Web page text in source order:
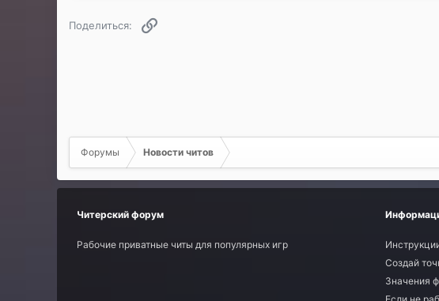
Поделиться:
Форумы Новости читов
Читерский форум
Рабочие приватные читы для популярных игр
Создай
Значения